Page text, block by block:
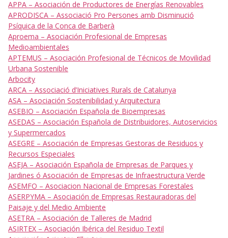
APPA – Asociación de Productores de Energías Renovables
APRODISCA – Associació Pro Persones amb Disminució
Psíquica de la Conca de Barberà
Aproema – Asociación Profesional de Empresas
Medioambientales
APTEMUS – Asociación Profesional de Técnicos de Movilidad
Urbana Sostenible
Arbocity
ARCA – Associació d’Iniciatives Rurals de Catalunya
ASA – Asociación Sostenibilidad y Arquitectura
ASEBIO – Asociación Española de Bioempresas
ASEDAS – Asociación Española de Distribuidores, Autoservicios
y Supermercados
ASEGRE – Asociación de Empresas Gestoras de Residuos y
Recursos Especiales
ASEJA – Asociación Española de Empresas de Parques y
Jardines ó Asociación de Empresas de Infraestructura Verde
ASEMFO – Asociacion Nacional de Empresas Forestales
ASERPYMA – Asociación de Empresas Restauradoras del
Paisaje y del Medio Ambiente
ASETRA – Asociación de Talleres de Madrid
ASIRTEX – Asociación Ibérica del Residuo Textil